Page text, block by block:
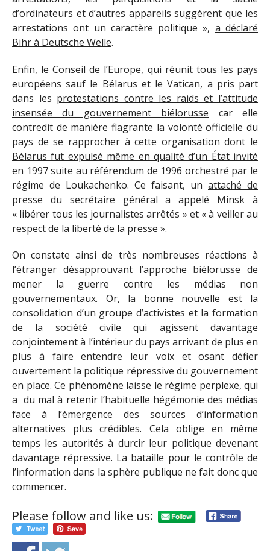
d’ordinateurs et d’autres appareils suggèrent que les
arrestations ont un caractère politique », a déclaré
Bihr à Deutsche Welle.
Enfin, le Conseil de l’Europe, qui réunit tous les pays
européens sauf le Bélarus et le Vatican, a pris part
dans les protestations contre les raids et l’attitude
insensée du gouvernement biélorusse car elle
contredit de manière flagrante la volonté officielle du
pays de se rapprocher à cette organisation dont le
Bélarus fut expulsé même en qualité d’un État invité
en 1997suite au référendum de 1996 orchestré par le
régime de Loukachenko. Ce faisant, un attaché de
presse du secrétaire général a appelé Minsk à
« libérer tous les journalistes arrêtés » et « à veiller au
respect de la liberté de la presse ».
On constate ainsi de très nombreuses réactions à
l’étranger désapprouvant l’approche biélorusse de
mener la guerre contre les médias non
gouvernementaux. Or, la bonne nouvelle est la
consolidation d’un groupe d’activistes et la formation
de la société civile qui agissent davantage
conjointement à l’intérieur du pays arrivant de plus en
plus à faire entendre leur voix et osant défier
ouvertement la politique répressive du gouvernement
en place. Ce phénomène laisse le régime perplexe, qui
a du mal à retenir l’habituelle hégémonie des médias
face à l’émergence des sources d’information
alternatives plus crédibles. Cela oblige en même
temps les autorités à durcir leur politique devenant
davantage répressive. La bataille pour le contrôle de
l’information dans la sphère publique ne fait donc que
commencer.
Please follow and like us: